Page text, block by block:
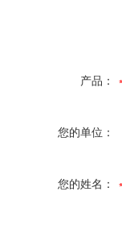
产品：
您的单位：
您的姓名：